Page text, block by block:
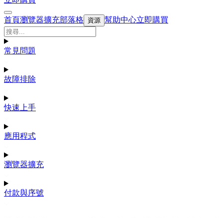
首頁瀏覽器擴充部落格 資源 幫助中心立即購買
常見問題
故障排除
快速上手
應用程式
瀏覽器擴充
付款與序號